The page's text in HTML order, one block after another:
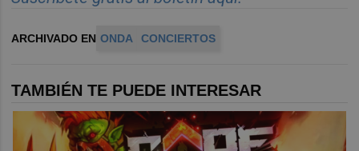
ARCHIVADO EN ONDA CONCIERTOS
TAMBIÉN TE PUEDE INTERESAR